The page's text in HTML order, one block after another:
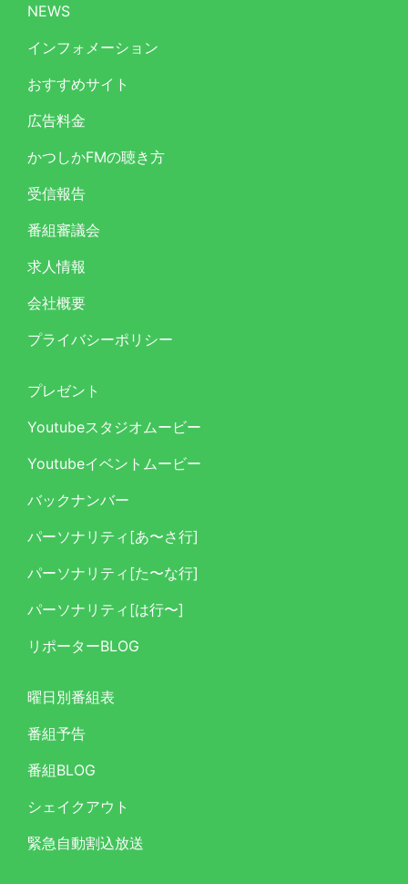
NEWS
インフォメーション
おすすめサイト
広告料金
かつしかFMの聴き方
受信報告
番組審議会
求人情報
会社概要
プライバシーポリシー
プレゼント
Youtubeスタジオムービー
Youtubeイベントムービー
バックナンバー
パーソナリティ[あ〜さ行]
パーソナリティ[た〜な行]
パーソナリティ[は行〜]
リポーターBLOG
曜日別番組表
番組予告
番組BLOG
シェイクアウト
緊急自動割込放送